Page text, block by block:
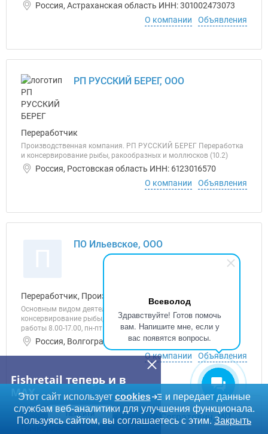
Всеволод
Здравствуйте! Готов помочь
вам. Напишите мне, если у
вас появятся вопросы.
Россия, Астраханская область ИНН: 301002473073
О компании
Объявления
РП РУССКИЙ БЕРЕГ, ООО
Переработчик
Производственная компания. РП РУССКИЙ БЕРЕГ Переработка
и консервирование рыбы, ракообразных и моллюсков (10.2)
Россия, Ростовская область ИНН: 6123016570
О компании
Объявления
ПО Ильевское, ООО
Переработчик, Производитель
Основным видом деятельности является «Переработка и
консервирование рыбы, ракообразных и моллюсков» График
работы 8.00-17.00, пн-пт
Россия, Волгоградская область ИНН: 3409009495
О компании
Объявления
Пачкория Виталий Согратович, ИП
Fishretail теперь и в
MAX
ПЕРЕЙТИ
Этот сайт использует cookies
и передает данные
службам веб-аналитики для улучшения функционала.
Пользуясь сайтом, вы соглашаетесь с этим. Закрыть